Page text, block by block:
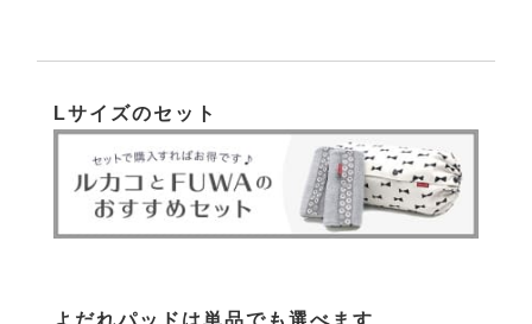
Lサイズのセット
よだれパッドは単品でも選べます